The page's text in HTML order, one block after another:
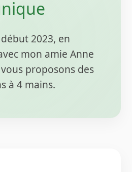
2023, en
mon amie Anne
proposons des
à 4 mains.